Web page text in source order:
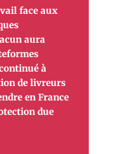
face aux
aura
à
de livreurs
en France
due